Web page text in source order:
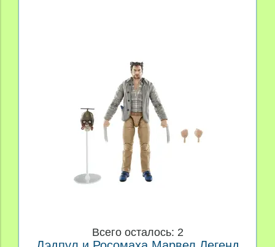
Всего осталось: 2